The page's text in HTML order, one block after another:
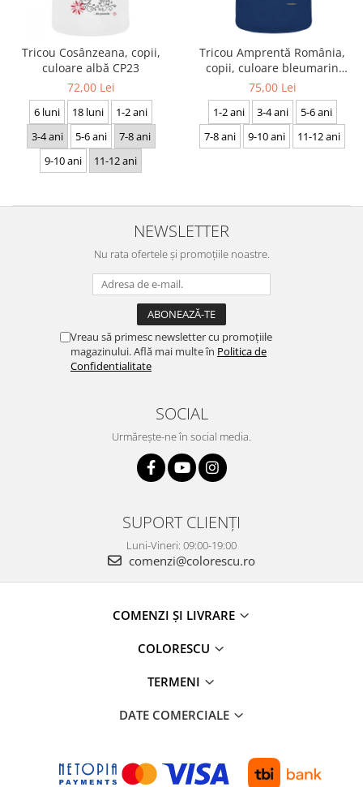
Tricou Cosânzeana, copii,
culoare albă CP23
72,00 Lei
6 luni 18 luni
1-2 ani
3-4 ani
5-6 ani
7-8 ani
9-10 ani
11-12 ani
Tricou Amprentă România,
copii, culoare bleumarin
CRP27
75,00 Lei
1-2 ani 3-4 ani
5-6 ani
7-8 ani
9-10 ani 11-12 ani
NEWSLETTER
Nu rata ofertele și promoțiile noastre.
Vreau să primesc newsletter cu promoțiile
magazinului. Află mai multe în Politica de
Confidentialitate
SOCIAL
Urmărește-ne în social media.
SUPORT CLIENȚI
Luni-Vineri: 09:00-19:00
comenzi@colorescu.ro
COMENZI ȘI LIVRARE
COLORESCU
TERMENI
DATE COMERCIALE